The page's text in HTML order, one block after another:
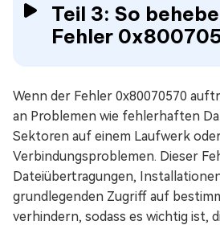
Teil 3: So
Fehler
Wenn der Fehler 0x80070570
an Problemen wie fehlerhaften
Sektoren auf einem Laufwerk
Verbindungsproblemen. Dieser
Dateiübertragungen,
grundlegenden Zugriff auf
verhindern, sodass es wichtig ist,